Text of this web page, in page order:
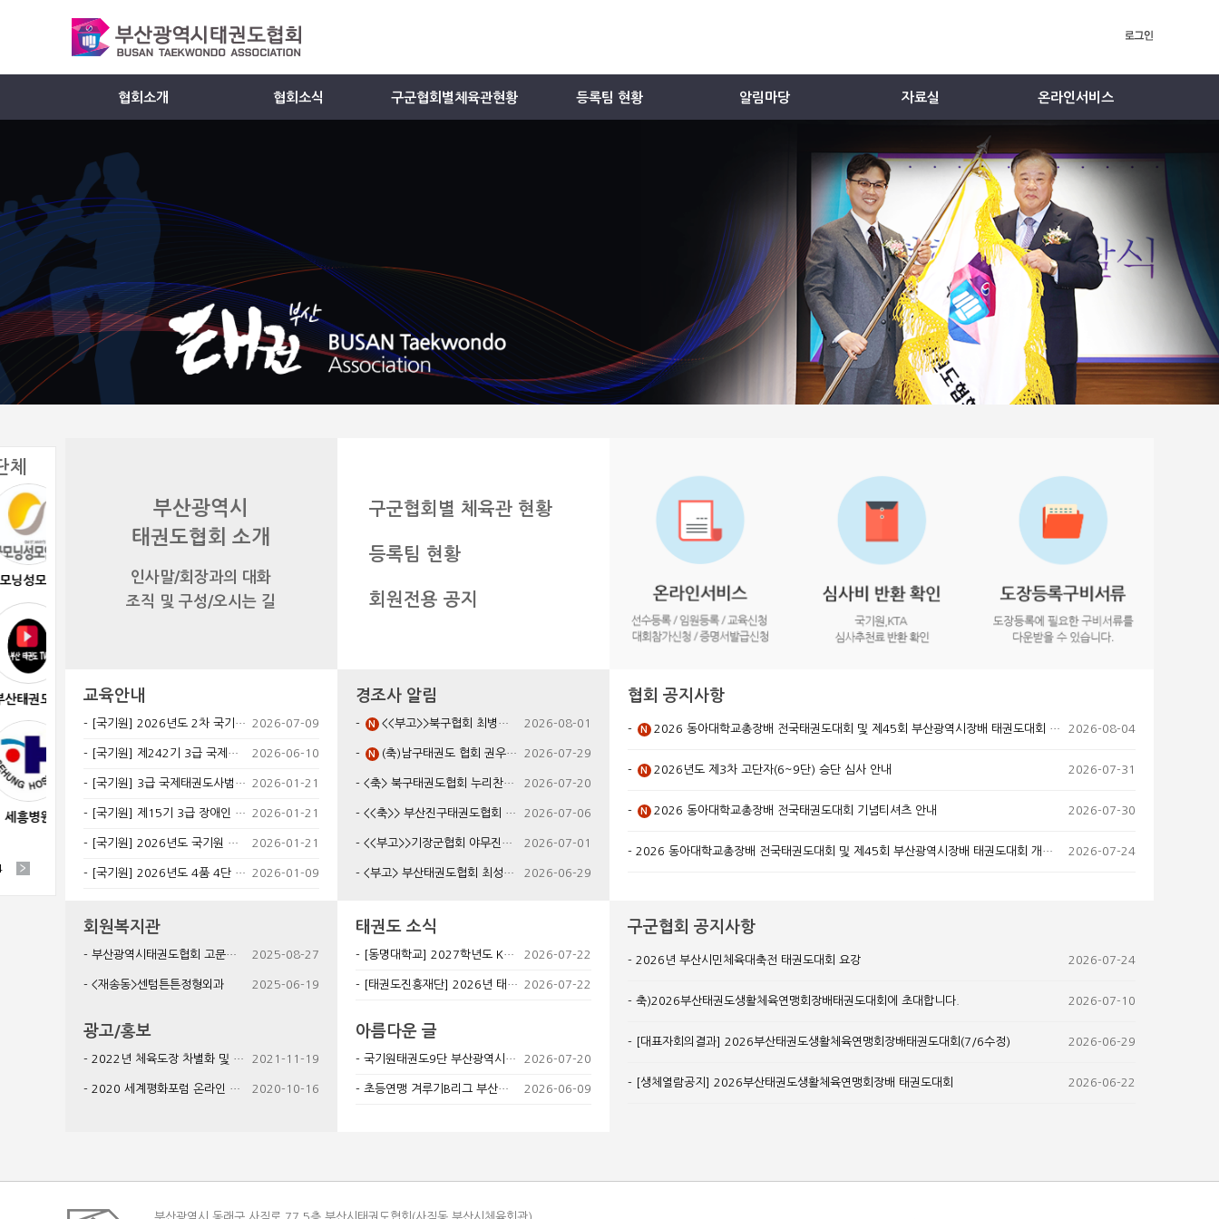
협회소개 협회소식 구군협회별체육관현황 등록팀 현황 알림마당 자료실 온라인서비스
체
안과
도tv 시민장례식장
(주)B&B손해사정
장산닥터남비뇨
의학과의원
부산광역시
태권도협회 소개
인사말/회장과의 대화
조직 및 구성/오시는 길
구군협회별 체육관 현황
등록팀 현황
회원전용 공지
교육안내
[국기원] 2026년도 2차 국기원 WTA 태권도 기술 세미나(국내) 계획 알림 2026-07-09
[국기원] 제242기 3급 국제태권도사범 계획 알림 2026-06-10
[국기원] 3급 국제태권도사범 계획 안내(239기 일반과정, 2026년도 1차 재응시) 2026-01-21
[국기원] 제15기 3급 장애인 태권도사범 자격연수 안내 2026-01-21
[국기원] 2026년도 국기원 WTA 국제태권도사범 온라인 교육 계획 및 연간 일정 안내 2026-01-21
[국기원] 2026년도 4품 4단 전환 보수교육(온라인 교육) 모집요강 2026-01-09
경조사 알림
N <<부고>>북구협회 최병재회장님 빙모상 알림 2026-08-01
N (축)남구태권도 협회 권우성(영욱)직전회장님 자녀결혼식 2026-07-29
<축> 북구태권도협회 누리찬태권도 허찬영관장님 결혼식을 알립니다 2026-07-20
<<축>> 부산진구태권도협회 이덕만 역대회장님의 자녀 결혼식을 알립니다!!! 2026-07-06
<<부고>>기장군협회 야무진태권도 서우혁부회장님 빙모상 알림 2026-07-01
<부고> 부산태권도협회 최성열 회장 빙모상 2026-06-29
협회 공지사항
N 2026 동아대학교총장배 전국태권도대회 및 제45회 부산광역시장배 태권도대회 선착순 마감 종목 안내 2026-08-04
N 2026년도 제3차 고단자(6~9단) 승단 심사 안내 2026-07-31
N 2026 동아대학교총장배 전국태권도대회 기념티셔츠 안내 2026-07-30
2026 동아대학교총장배 전국태권도대회 및 제45회 부산광역시장배 태권도대회 개최 알림 2026-07-24
회원복지관
부산광역시태권도협회 고문손해사정사 위촉 2025-08-27
<재송동>센텀튼튼정형외과 2025-06-19
광고/홍보
2022년 체육도장 차별화 및 경쟁력 강화 교육 안내 2021-11-19
2020 세계평화포럼 온라인 참가자 모집 2020-10-16
태권도 소식
[동명대학교] 2027학년도 K-sports태권도학과 수시 모집 안내 2026-07-22
[태권도진흥재단] 2026년 태권도의 날 기념 글로벌 축하 캠페인 안내 2026-07-22
아름다운 글
국기원태권도9단 부산광역시회 품새수련 실시 2026-07-20
초등연맹 겨루기B리그 부산이 다 찢었네요~ 2026-06-09
구군협회 공지사항
2026년 부산시민체육대축전 태권도대회 요강 2026-07-24
축)2026부산태권도생활체육연맹회장배태권도대회에 초대합니다. 2026-07-10
[대표자회의결과] 2026부산태권도생활체육연맹회장배태권도대회(7/6수정) 2026-06-29
[생체열람공지] 2026부산태권도생활체육연맹회장배 태권도대회 2026-06-22